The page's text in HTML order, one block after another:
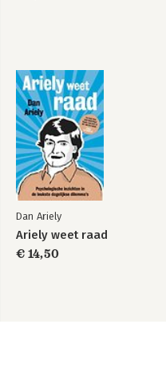
Dan Ariely
Ariely weet raad
€ 14,50